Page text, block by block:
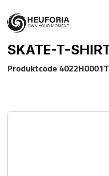
SKATE-T-
Produktcode